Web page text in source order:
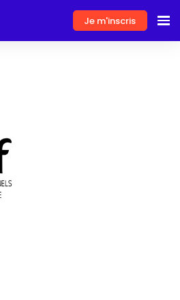
Je m'inscris